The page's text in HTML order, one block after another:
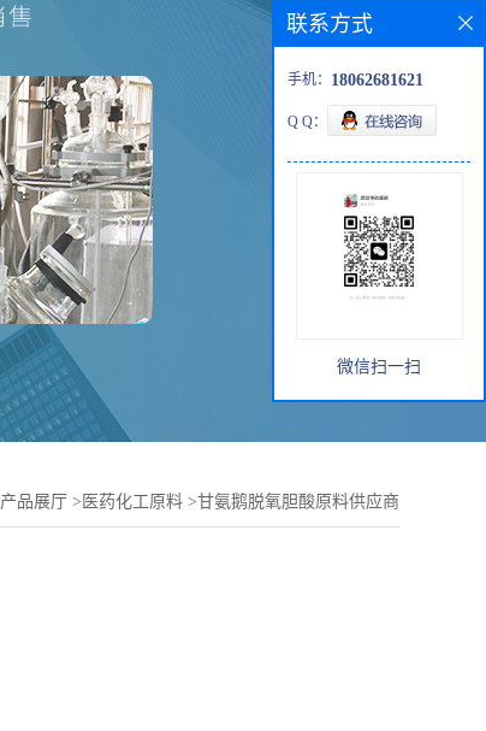
产品展厅 > 医药化工原料 >甘氨鹅脱氧胆酸原料供应商
联系方式
手机： 18062681621
Q Q：
微信扫一扫